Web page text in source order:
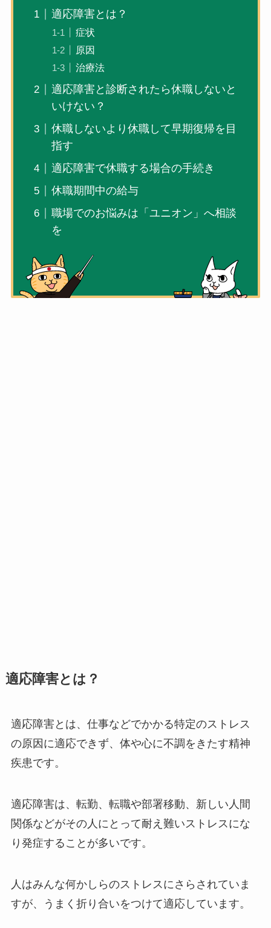
適応障害とは？
症状
原因
治療法
適応障害と診断されたら休職しないと
いけない？
休職しないより休職して早期復帰を目
指す
適応障害で休職する場合の手続き
休職期間中の給与
職場でのお悩みは「ユニオン」へ相談
を
適応障害とは？
適応障害とは、仕事などでかかる特定のストレス
の原因に適応できず、体や心に不調をきたす精神
疾患です。
適応障害は、転勤、転職や部署移動、新しい人間
関係などがその人にとって耐え難いストレスにな
り発症することが多いです。
人はみんな何かしらのストレスにさらされていま
すが、うまく折り合いをつけて適応しています。